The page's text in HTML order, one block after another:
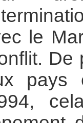
le
De
pays